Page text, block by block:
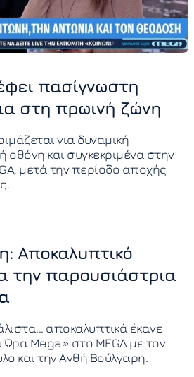
πασίγνωστη
στη πρωινή ζώνη
για δυναμική
οθόνη και συγκεκριμένα στην
μετά την περίοδο αποχής
Αποκαλυπτικό
την παρουσιάστρια
αποκαλυπτικά έκανε
Mega» στο MEGA με τον
και την Ανθή Βούλγαρη.